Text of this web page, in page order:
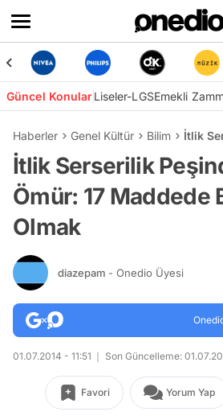
Güncel KonularLiseler-LGSEmekli
Haberler Genel Kültür Bilim İtlik
İtlik Serserilik
Ömür: 17 Maddede
Olmak
diazepam - Onedio Üyesi
01.07.2014 - 11:51 Son Güncelleme:
Favori Yorum Yap